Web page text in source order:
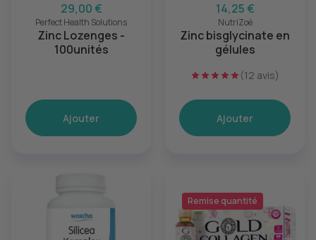
29,00 €
Perfect Health Solutions
Zinc Lozenges -
100unités
Ajouter
14,25 €
NutriZoé
Zinc bisglycinate en
gélules
(12 avis)
Ajouter
Remise quantité